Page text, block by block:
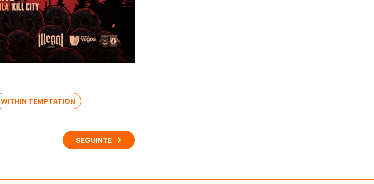
WITHIN TEMPTATION
SEGUINTE